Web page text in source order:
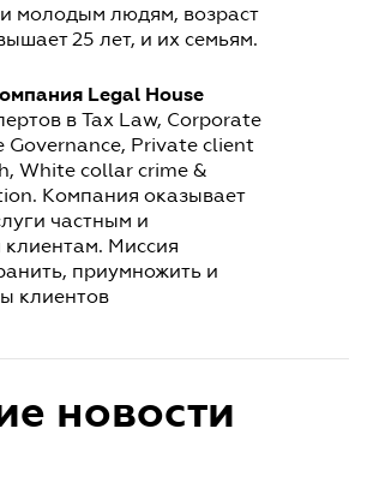
молодым людям, возраст
25 лет, и их семьям.
Legal House
в Tax Law, Corporate
Governance, Private client
White collar crime &
Компания оказывает
частным и
Миссия
приумножить и
клиентов
новости